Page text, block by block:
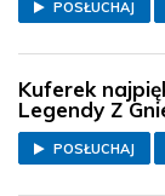
POSŁUCHAJ
Kuferek
Legendy Z
POSŁUCHAJ